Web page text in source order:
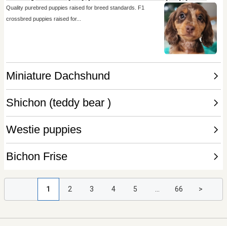
1 2 3 4 5 ... 66 >